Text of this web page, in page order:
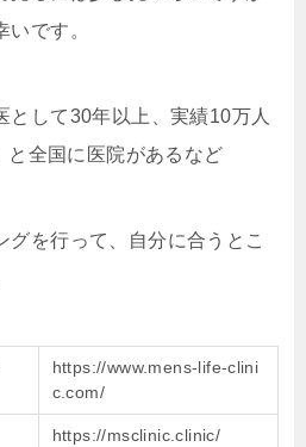
です。
として30年以上、実績10万人
全国に医院があるなど
グを行って、自分に合うとこ
https://www.mens-life-clini
c.com/
https://msclinic.clinic/